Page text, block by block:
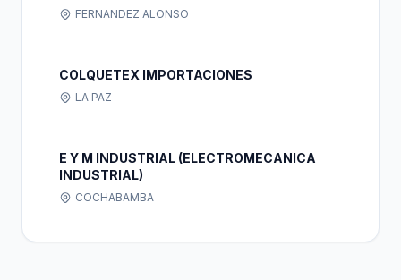
FERNANDEZ ALONSO
COLQUETEX IMPORTACIONES
LA PAZ
E Y M INDUSTRIAL (ELECTROMECANICA
INDUSTRIAL)
COCHABAMBA